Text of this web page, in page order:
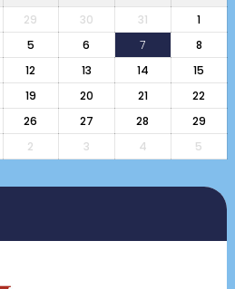
29 30 31
1
5 6 7
8
12 13 14
15
19 20 21
22
26 27 28
29
2 3 4 5